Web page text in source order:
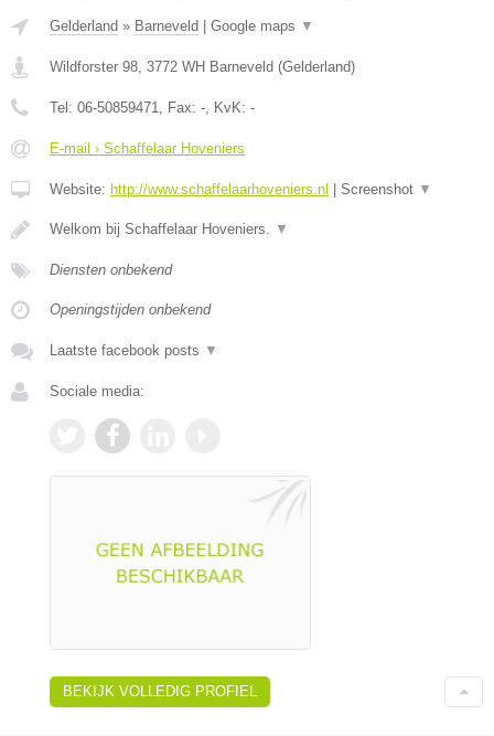
Gelderland » Barneveld | Google maps ▼
Wildforster 98 3772 WH Barneveld (Gelderland)
Tel: 06-50859471 , Fax: - , KvK: -
E-mail › Schaffelaar Hoveniers
Website: http://www.schaffelaarhoveniers.nl | Screenshot ▼
Welkom bij Schaffelaar Hoveniers. ▼
Diensten onbekend
Openingstijden onbekend
Laatste facebook posts ▼
Sociale media:
BEKIJK VOLLEDIG PROFIEL